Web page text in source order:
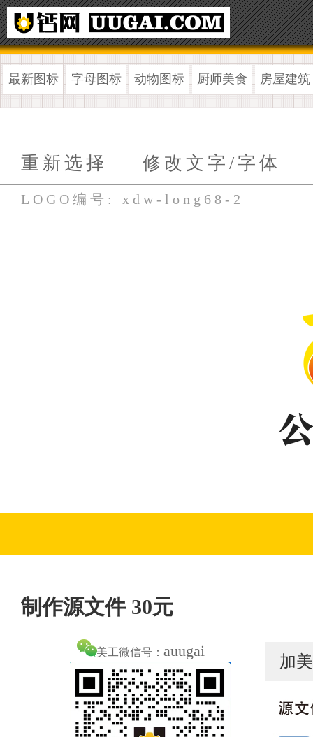
最新图标 字母图标 动物图标 厨师美食 房屋建筑
重新选择 修改文字/字体
LOGO编号: xdw-long68-2
制作源文件 30元
美工微信号： auugai
加